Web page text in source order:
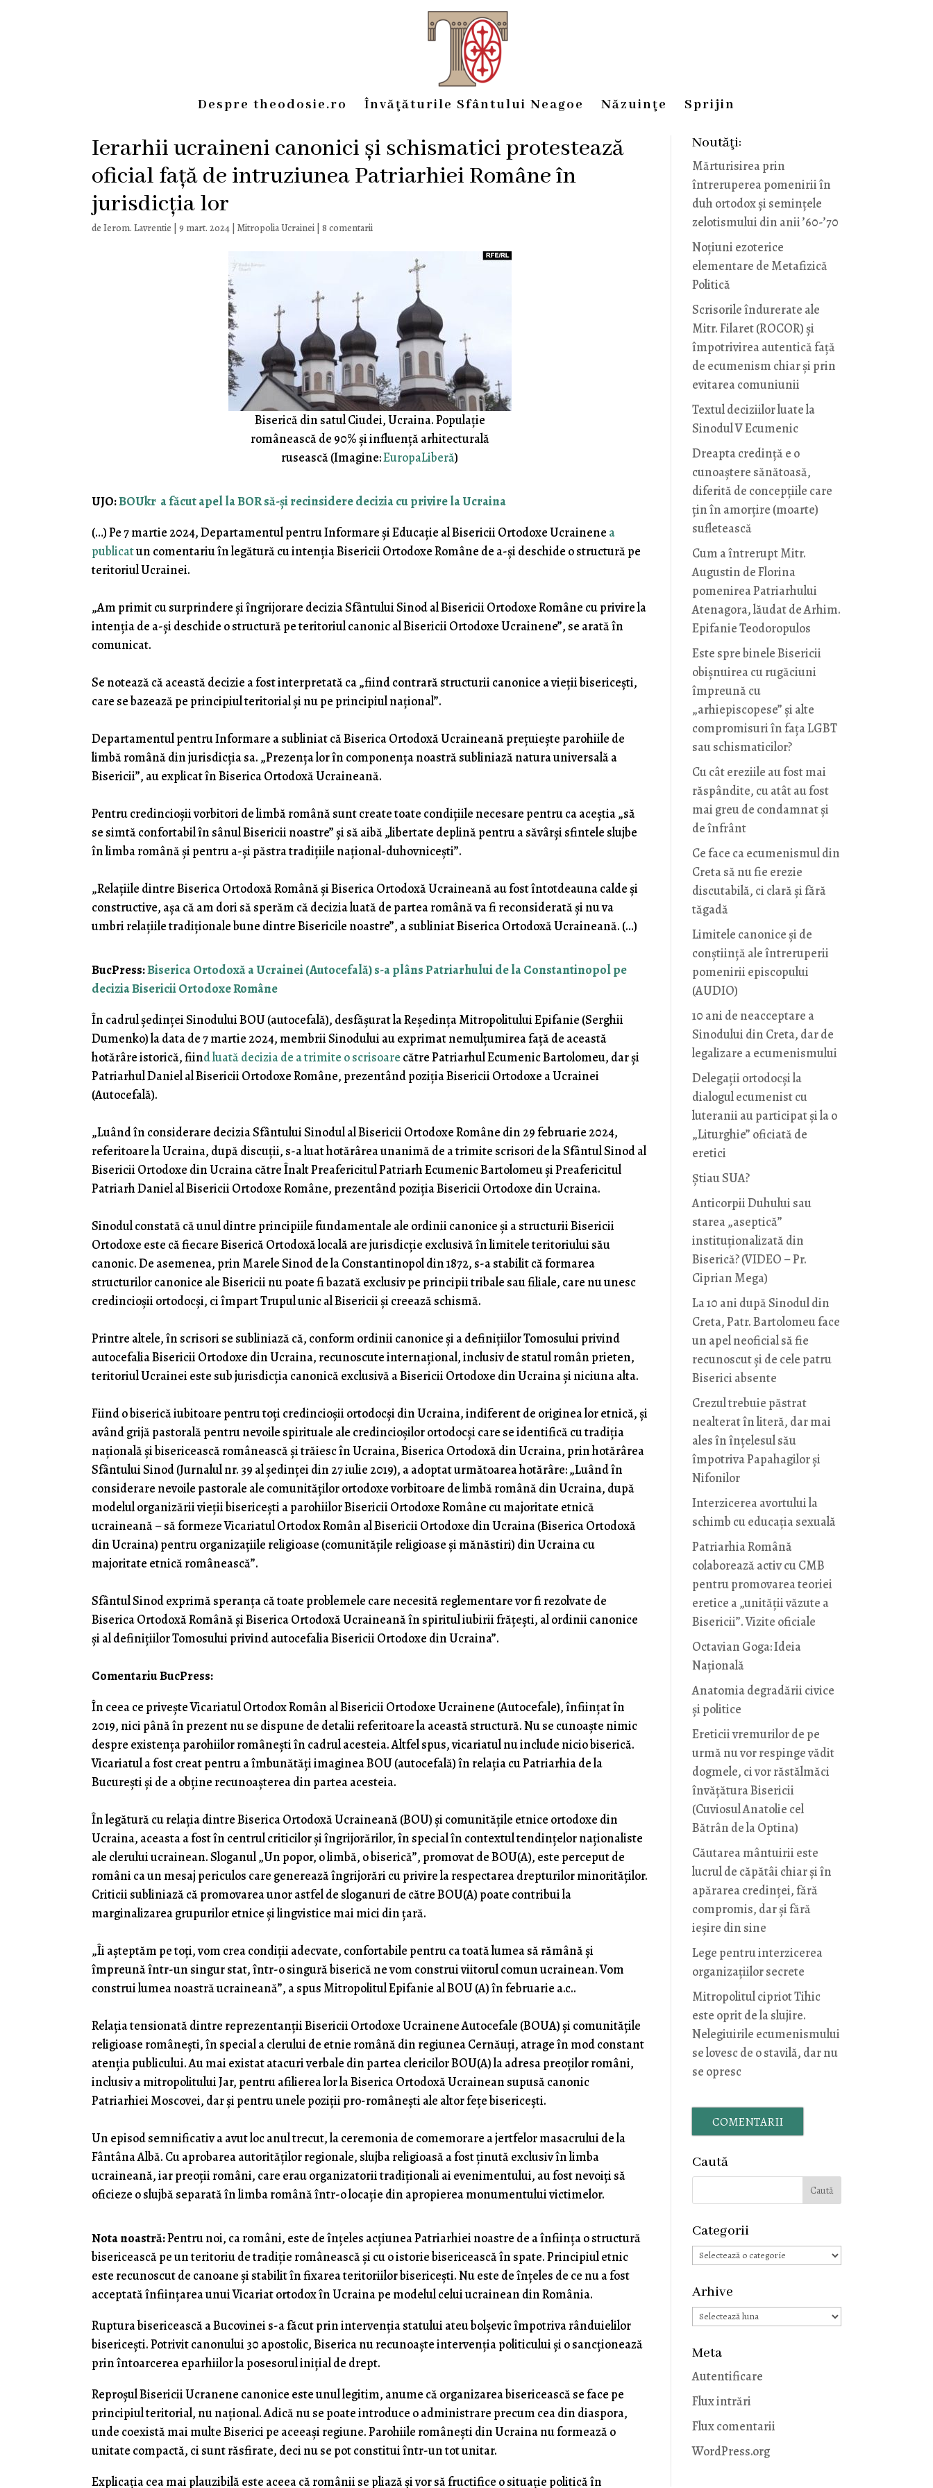
Despre theodosie.ro Învăţăturile Sfântului Neagoe Năzuinţe Sprijin
Ierarhii ucraineni canonici și schismatici protestează
oficial față de intruziunea Patriarhiei Române în
jurisdicția lor
de Ierom. Lavrentie 9 mart. 2024 Mitropolia Ucrainei 8 comentarii
Biserică din satul Ciudei, Ucraina. Populație
românească de 90% și influență arhitecturală
rusească (Imagine:EuropaLiberă)
UJO:BOUkr a făcut apel la BOR să-și recinsidere decizia cu privire la Ucraina
(…) Pe 7 martie 2024, Departamentul pentru Informare și Educație al Bisericii Ortodoxe Ucrainene a
publicatun comentariu în legătură cu intenția Bisericii Ortodoxe Române de a-și deschide o structură pe
teritoriul Ucrainei.
„Am primit cu surprindere și îngrijorare decizia Sfântului Sinod al Bisericii Ortodoxe Române cu privire la
intenția de a-și deschide o structură pe teritoriul canonic al Bisericii Ortodoxe Ucrainene”, se arată în
comunicat.
Se notează că această decizie a fost interpretată ca „fiind contrară structurii canonice a vieții bisericești,
care se bazează pe principiul teritorial și nu pe principiul național”.
Departamentul pentru Informare a subliniat că Biserica Ortodoxă Ucraineană prețuiește parohiile de
limbă română din jurisdicția sa. „Prezența lor în componența noastră subliniază natura universală a
Bisericii”, au explicat în Biserica Ortodoxă Ucraineană.
Pentru credincioșii vorbitori de limbă română sunt create toate condițiile necesare pentru ca aceștia „să
se simtă confortabil în sânul Bisericii noastre” și să aibă „libertate deplină pentru a săvârși sfintele slujbe
în limba română și pentru a-și păstra tradițiile național-duhovnicești”.
„Relațiile dintre Biserica Ortodoxă Română și Biserica Ortodoxă Ucraineană au fost întotdeauna calde și
constructive, așa că am dori să sperăm că decizia luată de partea română va fi reconsiderată și nu va
umbri relațiile tradiționale bune dintre Bisericile noastre”, a subliniat Biserica Ortodoxă Ucraineană. (…)
BucPress:Biserica Ortodoxă a Ucrainei (Autocefală) s-a plâns Patriarhului de la Constantinopol pe
decizia Bisericii Ortodoxe Române
În cadrul ședinței Sinodului BOU (autocefală), desfășurat la Reședința Mitropolitului Epifanie (Serghii
Dumenko) la data de 7 martie 2024, membrii Sinodului au exprimat nemulțumirea față de această
hotărâre istorică, fiind luată decizia de a trimite o scrisoare către Patriarhul Ecumenic Bartolomeu, dar și
Patriarhul Daniel al Bisericii Ortodoxe Române, prezentând poziția Bisericii Ortodoxe a Ucrainei
(Autocefală).
„Luând în considerare decizia Sfântului Sinodul al Bisericii Ortodoxe Române din 29 februarie 2024,
referitoare la Ucraina, după discuții, s-a luat hotărârea unanimă de a trimite scrisori de la Sfântul Sinod al
Bisericii Ortodoxe din Ucraina către Înalt Preafericitul Patriarh Ecumenic Bartolomeu și Preafericitul
Patriarh Daniel al Bisericii Ortodoxe Române, prezentând poziția Bisericii Ortodoxe din Ucraina.
Sinodul constată că unul dintre principiile fundamentale ale ordinii canonice și a structurii Bisericii
Ortodoxe este că fiecare Biserică Ortodoxă locală are jurisdicție exclusivă în limitele teritoriului său
canonic. De asemenea, prin Marele Sinod de la Constantinopol din 1872, s-a stabilit că formarea
structurilor canonice ale Bisericii nu poate fi bazată exclusiv pe principii tribale sau filiale, care nu unesc
credincioșii ortodocși, ci împart Trupul unic al Bisericii și creează schismă.
Printre altele, în scrisori se subliniază că, conform ordinii canonice și a definițiilor Tomosului privind
autocefalia Bisericii Ortodoxe din Ucraina, recunoscute internațional, inclusiv de statul român prieten,
teritoriul Ucrainei este sub jurisdicția canonică exclusivă a Bisericii Ortodoxe din Ucraina și niciuna alta.
Fiind o biserică iubitoare pentru toți credincioșii ortodocși din Ucraina, indiferent de originea lor etnică, și
având grijă pastorală pentru nevoile spirituale ale credincioșilor ortodocși care se identifică cu tradiția
națională și bisericească românească și trăiesc în Ucraina, Biserica Ortodoxă din Ucraina, prin hotărârea
Sfântului Sinod (Jurnalul nr. 39 al ședinței din 27 iulie 2019), a adoptat următoarea hotărâre: „Luând în
considerare nevoile pastorale ale comunităților ortodoxe vorbitoare de limbă română din Ucraina, după
modelul organizării vieții bisericești a parohiilor Bisericii Ortodoxe Române cu majoritate etnică
ucraineană – să formeze Vicariatul Ortodox Român al Bisericii Ortodoxe din Ucraina (Biserica Ortodoxă
din Ucraina) pentru organizațiile religioase (comunitățile religioase și mănăstiri) din Ucraina cu
majoritate etnică românească”.
Sfântul Sinod exprimă speranța că toate problemele care necesită reglementare vor fi rezolvate de
Biserica Ortodoxă Română și Biserica Ortodoxă Ucraineană în spiritul iubirii frățești, al ordinii canonice
și al definițiilor Tomosului privind autocefalia Bisericii Ortodoxe din Ucraina”.
Comentariu BucPress:
În ceea ce privește Vicariatul Ortodox Român al Bisericii Ortodoxe Ucrainene (Autocefale), înființat în
2019, nici până în prezent nu se dispune de detalii referitoare la această structură. Nu se cunoaște nimic
despre existența parohiilor românești în cadrul acesteia. Altfel spus, vicariatul nu include nicio biserică.
Vicariatul a fost creat pentru a îmbunătăți imaginea BOU (autocefală) în relația cu Patriarhia de la
București și de a obține recunoașterea din partea acesteia.
În legătură cu relația dintre Biserica Ortodoxă Ucraineană (BOU) și comunitățile etnice ortodoxe din
Ucraina, aceasta a fost în centrul criticilor și îngrijorărilor, în special în contextul tendințelor naționaliste
ale clerului ucrainean. Sloganul „Un popor, o limbă, o biserică”, promovat de BOU(A), este perceput de
români ca un mesaj periculos care generează îngrijorări cu privire la respectarea drepturilor minorităților.
Criticii subliniază că promovarea unor astfel de sloganuri de către BOU(A) poate contribui la
marginalizarea grupurilor etnice și lingvistice mai mici din țară.
„Îi așteptăm pe toți, vom crea condiții adecvate, confortabile pentru ca toată lumea să rămână și
împreună într-un singur stat, într-o singură biserică ne vom construi viitorul comun ucrainean. Vom
construi lumea noastră ucraineană”, a spus Mitropolitul Epifanie al BOU (A) în februarie a.c..
Relația tensionată dintre reprezentanții Bisericii Ortodoxe Ucrainene Autocefale (BOUA) și comunitățile
religioase românești, în special a clerului de etnie română din regiunea Cernăuți, atrage în mod constant
atenția publicului. Au mai existat atacuri verbale din partea clericilor BOU(A) la adresa preoților români,
inclusiv a mitropolitului Jar, pentru afilierea lor la Biserica Ortodoxă Ucrainean supusă canonic
Patriarhiei Moscovei, dar și pentru unele poziții pro-românești ale altor fețe bisericești.
Un episod semnificativ a avut loc anul trecut, la ceremonia de comemorare a jertfelor masacrului de la
Fântâna Albă. Cu aprobarea autorităților regionale, slujba religioasă a fost ținută exclusiv în limba
ucraineană, iar preoții români, care erau organizatorii tradiționali ai evenimentului, au fost nevoiți să
oficieze o slujbă separată în limba română într-o locație din apropierea monumentului victimelor.
Nota noastră:Pentru noi, ca români, este de înțeles acțiunea Patriarhiei noastre de a înființa o structură
bisericească pe un teritoriu de tradiție românească și cu o istorie bisericească în spate. Principiul etnic
este recunoscut de canoane și stabilit în fixarea teritoriilor bisericești. Nu este de înțeles de ce nu a fost
acceptată înființarea unui Vicariat ortodox în Ucraina pe modelul celui ucrainean din România.
Ruptura bisericească a Bucovinei s-a făcut prin intervenția statului ateu bolșevic împotriva rânduielilor
bisericești. Potrivit canonului 30 apostolic, Biserica nu recunoaște intervenția politicului și o sancționează
prin întoarcerea eparhiilor la posesorul inițial de drept.
Reproșul Bisericii Ucranene canonice este unul legitim, anume că organizarea bisericească se face pe
principiul teritorial, nu național. Adică nu se poate introduce o administrare precum cea din diaspora,
unde coexistă mai multe Biserici pe aceeași regiune. Parohiile românești din Ucraina nu formează o
unitate compactă, ci sunt răsfirate, deci nu se pot constitui într-un tot unitar.
Explicația cea mai plauzibilă este aceea că românii se pliază și vor să fructifice o situație politică în
Noutăţi:
Mărturisirea prin
întreruperea pomenirii în
duh ortodox și semințele
zelotismului din anii ’60-’70
Noţiuni ezoterice
elementare de Metafizică
Politică
Scrisorile îndurerate ale
Mitr. Filaret (ROCOR) și
împotrivirea autentică față
de ecumenism chiar și prin
evitarea comuniunii
Textul deciziilor luate la
Sinodul V Ecumenic
Dreapta credință e o
cunoaștere sănătoasă,
diferită de concepțiile care
țin în amorțire (moarte)
sufletească
Cum a întrerupt Mitr.
Augustin de Florina
pomenirea Patriarhului
Atenagora, lăudat de Arhim.
Epifanie Teodoropulos
Este spre binele Bisericii
obișnuirea cu rugăciuni
împreună cu
„arhiepiscopese” și alte
compromisuri în fața LGBT
sau schismaticilor?
Cu cât ereziile au fost mai
răspândite, cu atât au fost
mai greu de condamnat și
de înfrânt
Ce face ca ecumenismul din
Creta să nu fie erezie
discutabilă, ci clară și fără
tăgadă
Limitele canonice și de
conștiință ale întreruperii
pomenirii episcopului
(AUDIO)
10 ani de neacceptare a
Sinodului din Creta, dar de
legalizare a ecumenismului
Delegații ortodocși la
dialogul ecumenist cu
luteranii au participat și la o
„Liturghie” oficiată de
eretici
Știau SUA?
Anticorpii Duhului sau
starea „aseptică”
instituționalizată din
Biserică? (VIDEO – Pr.
Ciprian Mega)
La 10 ani după Sinodul din
Creta, Patr. Bartolomeu face
un apel neoficial să fie
recunoscut și de cele patru
Biserici absente
Crezul trebuie păstrat
nealterat în literă, dar mai
ales în înțelesul său
împotriva Papahagilor și
Nifonilor
Interzicerea avortului la
schimb cu educaţia sexuală
Patriarhia Română
colaborează activ cu CMB
pentru promovarea teoriei
eretice a „unității văzute a
Bisericii”. Vizite oficiale
Octavian Goga: Ideia
Naţională
Anatomia degradării civice
și politice
Ereticii vremurilor de pe
urmă nu vor respinge vădit
dogmele, ci vor răstălmăci
învățătura Bisericii
(Cuviosul Anatolie cel
Bătrân de la Optina)
Căutarea mântuirii este
lucrul de căpătâi chiar și în
apărarea credinței, fără
compromis, dar și fără
ieșire din sine
Lege pentru interzicerea
organizaţiilor secrete
Mitropolitul cipriot Tihic
este oprit de la slujire.
Nelegiuirile ecumenismului
se lovesc de o stavilă, dar nu
se opresc
COMENTARII
Caută
Categorii
Categorii
Arhive
Arhive
Meta
Autentificare
Flux intrări
Flux comentarii
WordPress.org